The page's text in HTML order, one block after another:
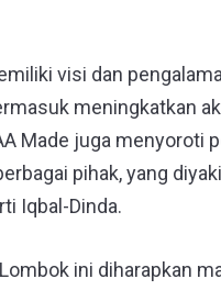
visi dan
meningkatkan
Made juga menyoroti
pihak, yang
Iqbal-Dinda.
ini diharapkan